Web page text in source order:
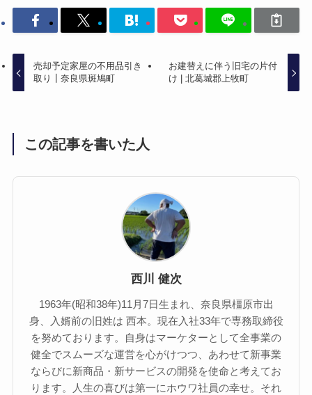
売却予定家屋の不用品引き
取り┃奈良県斑鳩町
お建替えに伴う旧宅の片付
け | 北葛城郡上牧町
この記事を書いた人
西川 健次
1963年(昭和38年)11月7日生まれ、奈良県橿原市出
身、入婿前の旧姓は 西本。現在入社33年で専務取締役
を努めております。自身はマーケターとして全事業の
健全でスムーズな運営を心がけつつ、あわせて新事業
ならびに新商品・新サービスの開発を使命と考えてお
ります。人生の喜びは第一にホウワ社員の幸せ。それ